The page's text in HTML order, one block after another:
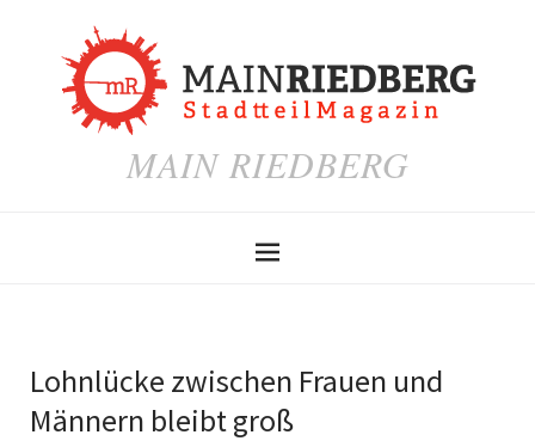
MAIN RIEDBERG
Lohnlücke zwischen Frauen und
Männern bleibt groß